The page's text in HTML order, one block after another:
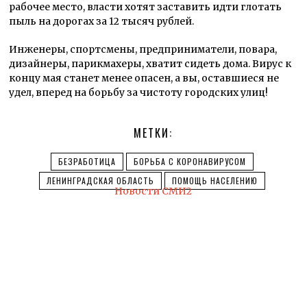
рабочее место, власти хотят заставить идти глотать
пыль на дорогах за 12 тысяч рублей.
Инженеры, спортсмены, предприниматели, повара,
дизайнеры, парикмахеры, хватит сидеть дома. Вирус к
концу мая станет менее опасен, а вы, оставшиеся не
удел, вперед на борьбу за чистоту городских улиц!
МЕТКИ:
БЕЗРАБОТИЦА
БОРЬБА С КОРОНАВИРУСОМ
ЛЕНИНГРАДСКАЯ ОБЛАСТЬ
ПОМОЩЬ НАСЕЛЕНИЮ
Новости СМИ2